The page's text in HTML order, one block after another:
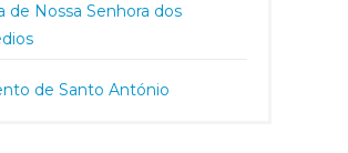
de Nossa Senhora dos
de Santo António